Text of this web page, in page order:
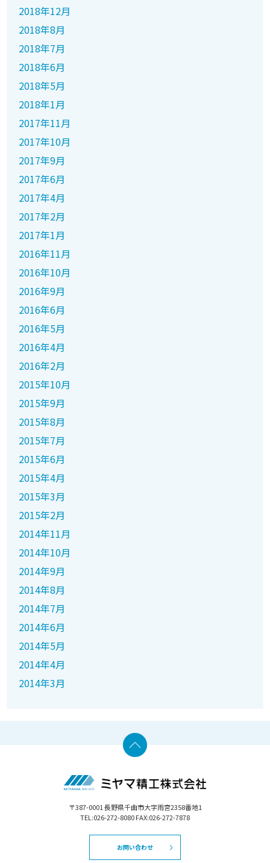
2018年12月
2018年8月
2018年7月
2018年6月
2018年5月
2018年1月
2017年11月
2017年10月
2017年9月
2017年6月
2017年4月
2017年2月
2017年1月
2016年11月
2016年10月
2016年9月
2016年6月
2016年5月
2016年4月
2016年2月
2015年10月
2015年9月
2015年8月
2015年7月
2015年6月
2015年4月
2015年3月
2015年2月
2014年11月
2014年10月
2014年9月
2014年8月
2014年7月
2014年6月
2014年5月
2014年4月
2014年3月
〒387-0001 長野県千曲市大字雨宮2358番地1
TEL:026-272-8080 FAX:026-272-7878
お問い合わせ